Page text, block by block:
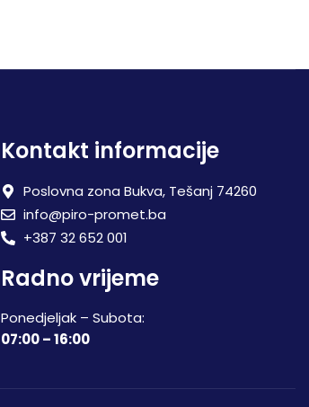
Kontakt informacije
Poslovna zona Bukva, Tešanj 74260
info@piro-promet.ba
+387 32 652 001
Radno vrijeme
Ponedjeljak – Subota:
07:00 – 16:00